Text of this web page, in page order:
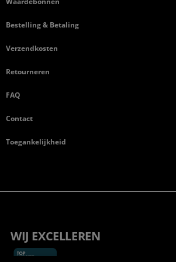
Bestelling & Betaling
Verzendkosten
Retourneren
FAQ
Contact
Toegankelijkheid
WIJ EXCELLEREN